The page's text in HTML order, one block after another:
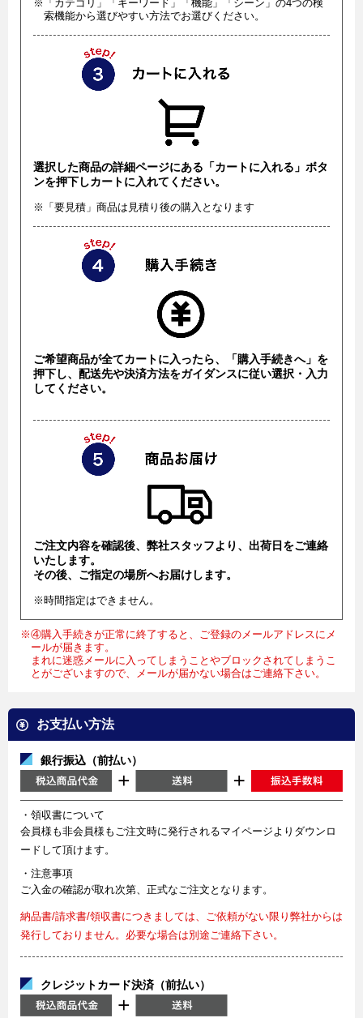
※「カテゴリ」「キーワード」「機能」「シーン」の4つの検
索機能から選びやすい方法でお選びください。
選択した商品の詳細ページにある「カートに入れる」ボタ
ンを押下しカートに入れてください。
※「要見積」商品は見積り後の購入となります
ご希望商品が全てカートに入ったら、「購入手続きへ」を
押下し、配送先や決済方法をガイダンスに従い選択・入力
してください。
ご注文内容を確認後、弊社スタッフより、出荷日をご連絡
いたします。
その後、ご指定の場所へお届けします。
※時間指定はできません。
※④購入手続きが正常に終了すると、ご登録のメールアドレスにメ
ールが届きます。
まれに迷惑メールに入ってしまうことやブロックされてしまうこ
とがございますので、メールが届かない場合はご連絡下さい。
お支払い方法
銀行振込（前払い）
・領収書について
会員様も非会員様もご注文時に発行されるマイページよりダウンロ
ードして頂けます。
・注意事項
ご入金の確認が取れ次第、正式なご注文となります。
納品書/請求書/領収書につきましては、ご依頼がない限り弊社からは
発行しておりません。必要な場合は別途ご連絡下さい。
クレジットカード決済（前払い）